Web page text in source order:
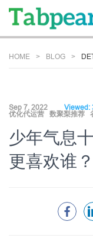
HOME BLOG
Sep 7, 2022 Viewed:
优化代运营 数聚梨推荐
少年气息
更喜欢谁？